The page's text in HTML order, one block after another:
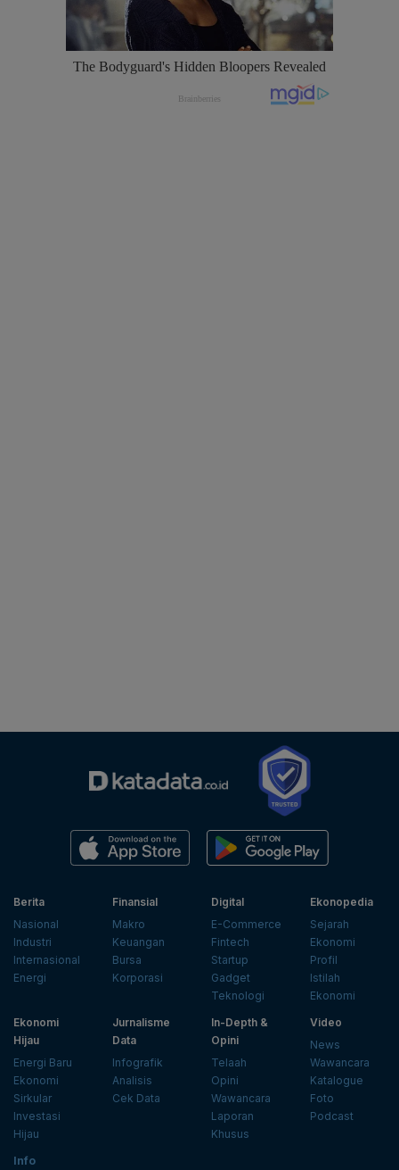
Berita
Nasional
Industri
Internasional
Energi
Finansial
Makro
Keuangan
Bursa
Korporasi
Digital
E-Commerce
Fintech
Startup
Gadget
Teknologi
Ekonopedia
Sejarah
Ekonomi
Profil
Istilah
Ekonomi
Ekonomi
Hijau
Energi Baru
Ekonomi
Sirkular
Investasi
Hijau
Jurnalisme
Data
Infografik
Analisis
Cek Data
In-Depth &
Opini
Telaah
Opini
Wawancara
Laporan
Khusus
Video
News
Wawancara
Katalogue
Foto
Podcast
Info